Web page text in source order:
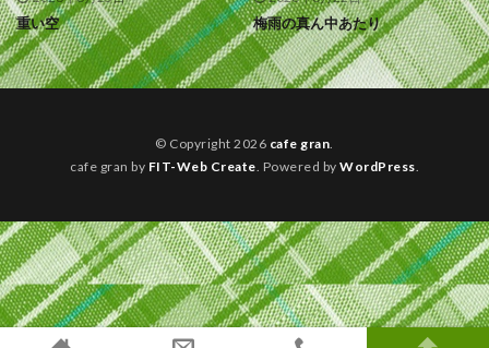
重い空 梅雨の真ん中あたり
© Copyright 2026 cafe gran
cafe gran by FIT-Web Create . Powered by WordPress